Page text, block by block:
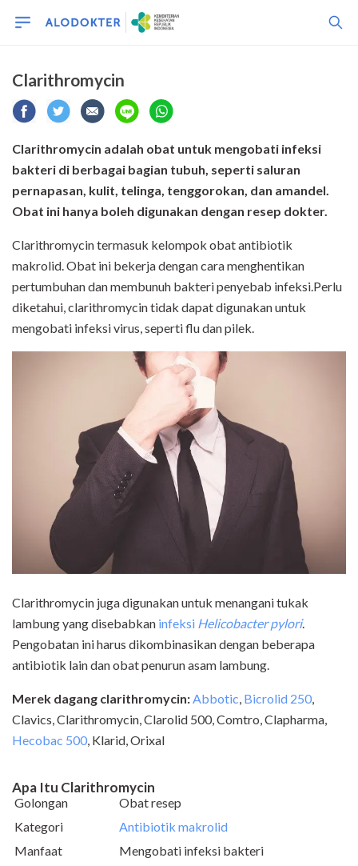
Clarithromycin
Clarithromycin adalah obat untuk mengobati infeksi
bakteri di berbagai bagian tubuh, seperti saluran
pernapasan, kulit, telinga, tenggorokan, dan amandel.
Obat ini hanya boleh digunakan dengan resep dokter.
Clarithromycin termasuk kelompok obat antibiotik
makrolid. Obat ini bekerja dengan cara menghentikan
pertumbuhan dan membunuh bakteri penyebab infeksi.Perlu
diketahui, clarithromycin tidak dapat digunakan untuk
mengobati infeksi virus, seperti flu dan pilek.
Clarithromycin juga digunakan untuk menangani tukak
lambung yang disebabkan infeksi Helicobacter pylori.
Pengobatan ini harus dikombinasikan dengan beberapa
antibiotik lain dan obat penurun asam lambung.
Merek dagang clarithromycin:Abbotic, Bicrolid 250,
Clavics, Clarithromycin, Clarolid 500, Comtro, Clapharma,
Hecobac 500, Klarid, Orixal
Apa Itu Clarithromycin
Golongan
Obat resep
Kategori
Antibiotik makrolid
Manfaat
Mengobati infeksi bakteri